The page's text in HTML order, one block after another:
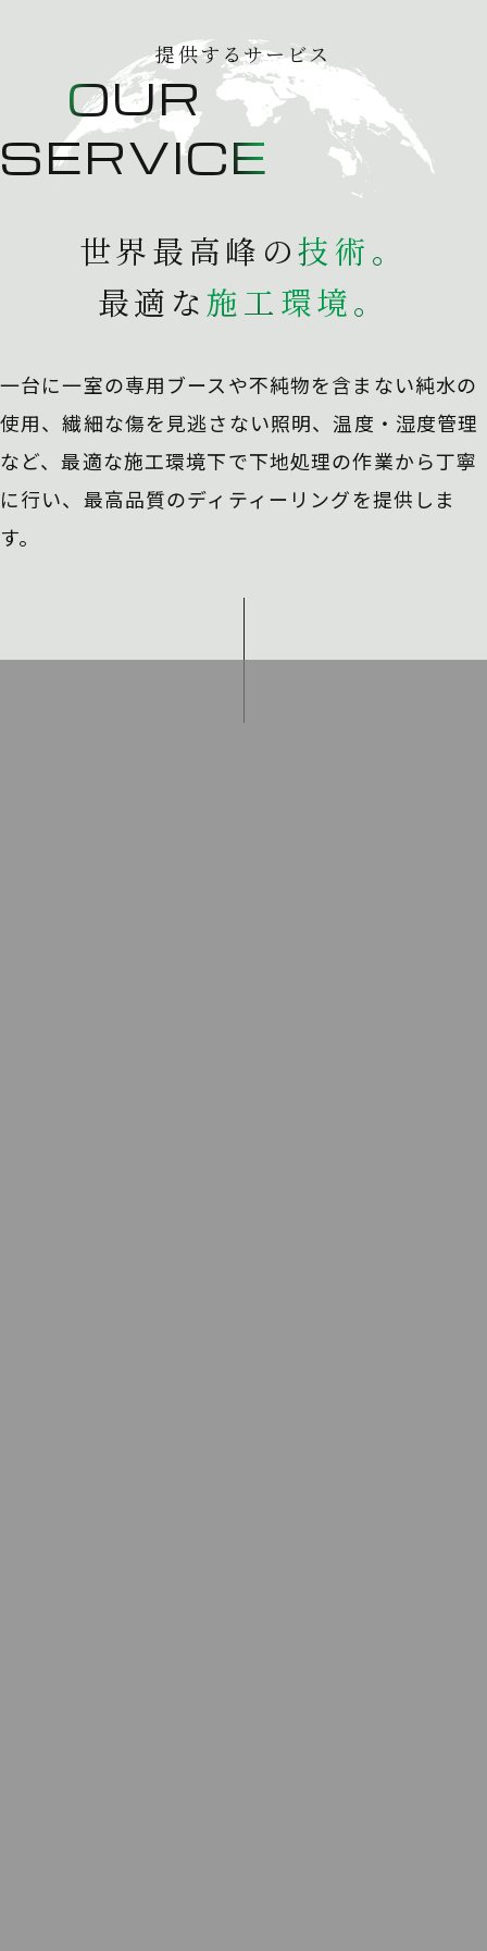
提供するサービス
OUR
SERVICE
世界最高峰の技術。
最適な施 工環境。
一台に一室の専用ブースや不純物を含まない純水の
使用、繊細な傷を見逃さない照明、温度・湿度管理
など、最適な施工環境下で下地処理の作業から丁寧
に行い、 最高品質のディティーリングを提供しま
す。